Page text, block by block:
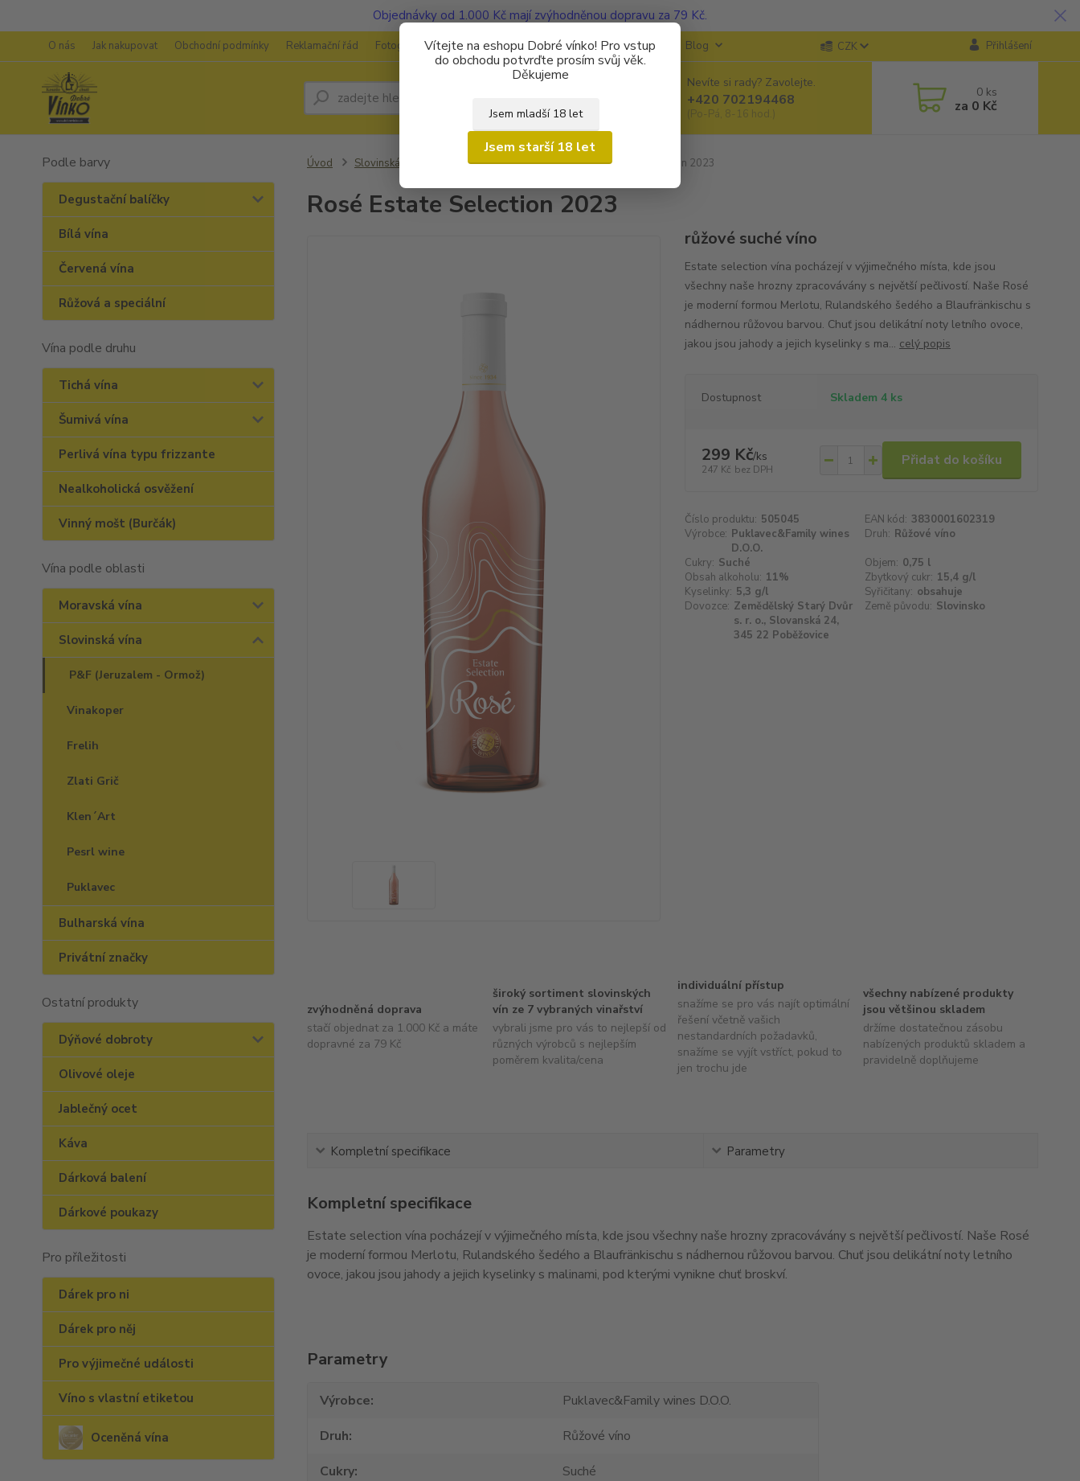
Objednávky od 1.000 Kč mají zvýhodněnou dopravu za 79 Kč.
Vítejte na eshopu Dobré vínko! Pro vstup
do obchodu potvrďte prosím svůj věk.
Děkujeme
Jsem mladší 18 let
Jsem starší 18 let
O nás Jak nakupovat Obchodní podmínky Reklamační řád Fotogalerie Kontakty Ochrana soukromí O vinařstvích Blog CZK Přihlášení
Nevíte si rady? Zavolejte.
+420 702194468
(Po-Pá, 8-16 hod.)
0 ks
za 0 Kč
Podle barvy
Degustační balíčky
Bílá vína
Červená vína
Růžová a speciální
Vína podle druhu
Tichá vína
Šumivá vína
Perlivá vína typu frizzante
Nealkoholická osvěžení
Vinný mošt (Burčák)
Vína podle oblasti
Moravská vína
Slovinská vína
P&F (Jeruzalem - Ormož)
Vinakoper
Frelih
Zlati Grič
Klen´Art
Pesrl wine
Puklavec
Bulharská vína
Privátní značky
Ostatní produkty
Dýňové dobroty
Olivové oleje
Jablečný ocet
Káva
Dárková balení
Dárkové poukazy
Pro příležitosti
Dárek pro ni
Dárek pro něj
Pro výjimečné události
Víno s vlastní etiketou
Oceněná vína
Úvod Slovinská vína P&F (Jeruzalem - Ormož) Rosé Estate Selection 2023
Rosé Estate Selection 2023
růžové suché víno
Estate selection vína pocházejí v výjimečného místa, kde jsou
všechny naše hrozny zpracovávány s největší pečlivostí. Naše Rosé
je moderní formou Merlotu, Rulandského šedého a Blaufränkischu s
nádhernou růžovou barvou. Chuť jsou delikátní noty letního ovoce,
jakou jsou jahody a jejich kyselinky s ma... celý popis
Dostupnost Skladem 4 ks
299 Kč/ks
247 Kč bez DPH
Přidat do košíku
Číslo produktu: 505045 EAN kód: 3830001602319
Výrobce: Puklavec&Family wines
D.O.O.
Druh: Růžové víno
Cukry: Suché Objem: 0,75 l
Obsah alkoholu: 11% Zbytkový cukr: 15,4 g/l
Kyselinky: 5,3 g/l Syřičitany: obsahuje
Dovozce: Zemědělský Starý Dvůr
s. r. o., Slovanská 24,
345 22 Poběžovice
Země původu: Slovinsko
zvýhodněná doprava
stačí objednat za 1.000 Kč a máte
dopravné za 79 Kč
široký sortiment slovinských
vín ze 7 vybraných vinařství
vybrali jsme pro vás to nejlepší od
různých výrobců s nejlepším
poměrem kvalita/cena
individuální přístup
snažíme se pro vás najít optimální
řešení včetně vašich
nestandardních požadavků,
snažíme se vyjít vstříct, pokud to
jen trochu jde
všechny nabízené produkty
jsou většinou skladem
držíme dostatečnou zásobu
nabízených produktů skladem a
pravidelně doplňujeme
Kompletní specifikace Parametry
Kompletní specifikace
Estate selection vína pocházejí v výjimečného místa, kde jsou všechny naše hrozny zpracovávány s největší pečlivostí. Naše Rosé
je moderní formou Merlotu, Rulandského šedého a Blaufränkischu s nádhernou růžovou barvou. Chuť jsou delikátní noty letního
ovoce, jakou jsou jahody a jejich kyselinky s malinami, pod kterými vynikne chuť broskví.
Parametry
Výrobce
Puklavec&Family wines D.O.O.
Druh
Růžové víno
Cukry
Suché